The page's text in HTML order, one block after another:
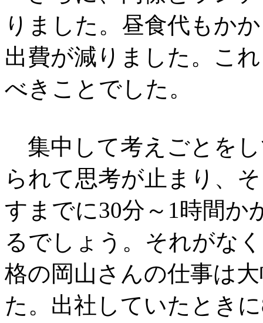
りました。昼食代もか
出費が減りました。こ
べきことでした。
集中して考えごとを
られて思考が止まり、
すまでに30分～1時間か
るでしょう。それがな
格の岡山さんの仕事は
た。出社していたとき